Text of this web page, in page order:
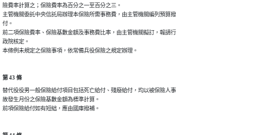
險費率計算之；保險費率為百分之一至百分之三。
主管機關委託中央信託局辦理本保險所需事務費，由主管機關編列預算撥
付。
前二項保險費率、保險基數金額及事務費比率，由主管機關擬訂，報請行
政院核定。
本條例未規定之保險事項，依常備兵役保險之規定辦理。
第 43 條
替代役役男一般保險給付項目包括死亡給付、殘廢給付，均以被保險人事
故發生月份之保險基數金額為標準計算。
前項保險給付如有短絀，應由國庫撥補。